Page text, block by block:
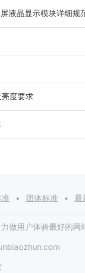
液晶显示模块详细规
度要求
团体标准 最
做用户体验最好的网